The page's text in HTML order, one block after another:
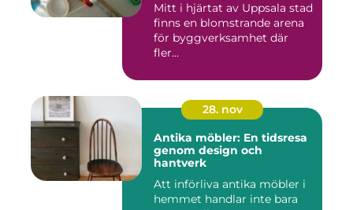
Mitt i hjärtat av Uppsala stad
finns en blomstrande arena
för byggverksamhet där
fler...
28. nov
Antika möbler: En tidsresa
genom design och
hantverk
Att införliva antika möbler i
hemmet handlar inte bara